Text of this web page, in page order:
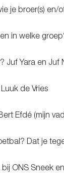
je broer(s) en/
in welke
Juf Yara en Juf
de Vries
Efdé (mijn
Dat je
ONS Sneek